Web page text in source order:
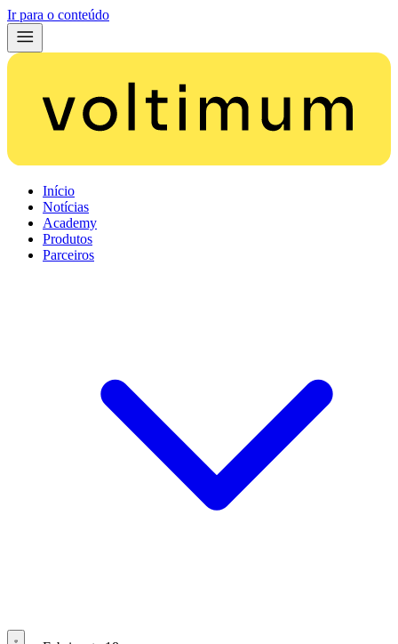
Ir para o conteúdo
Início
Notícias
Academy
Produtos
Parceiros